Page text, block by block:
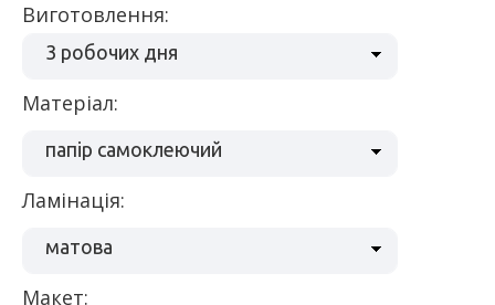
Виготовлення:
3 робочих дня
матеріал:
папір самоклеючий
ламінація:
матова
макет: